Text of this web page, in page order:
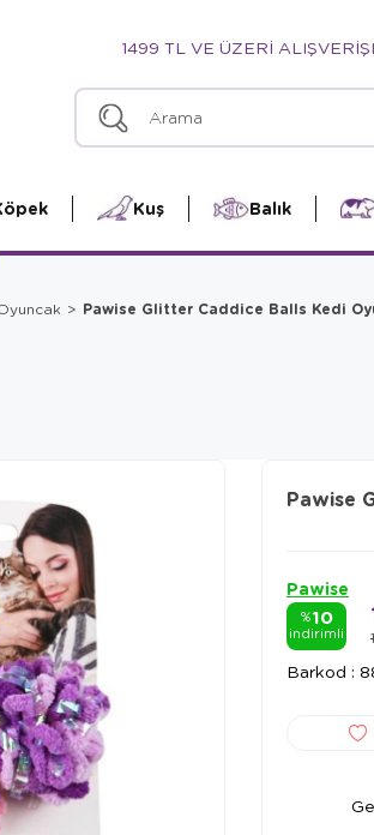
1499 TL VE ÜZERİ
Kuş Balık
Pawise Glitter Caddice Balls Kedi
Pawise
Pawise
%10
indirimli
Barkod :